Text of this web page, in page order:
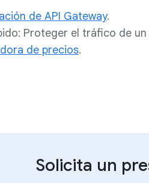
de API Gateway.
Proteger el tráfico de
de precios.
Solicita un